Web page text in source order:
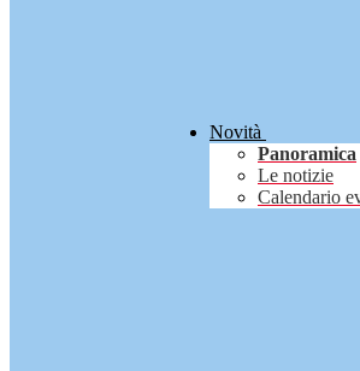
Novità
Panoramica
Le notizie
Calendario